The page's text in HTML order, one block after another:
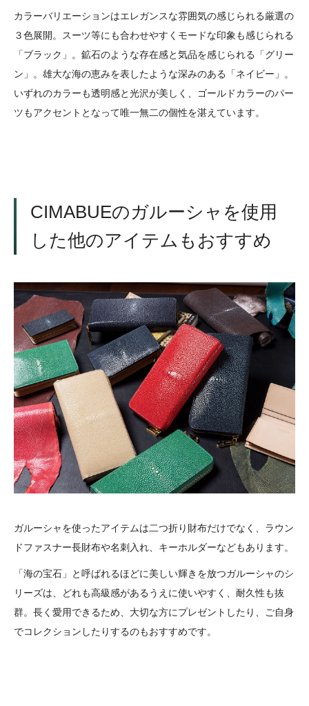
カラーバリエーションはエレガンスな雰囲気の感じられる厳選の
３色展開。スーツ等にも合わせやすくモードな印象も感じられる
「ブラック」。鉱石のような存在感と気品を感じられる「グリー
ン」。雄大な海の恵みを表したような深みのある「ネイビー」。
いずれのカラーも透明感と光沢が美しく、ゴールドカラーのパー
ツもアクセントとなって唯一無二の個性を湛えています。
CIMABUEのガルーシャを使用
した他のアイテムもおすすめ
ガルーシャを使ったアイテムは二つ折り財布だけでなく、ラウン
ドファスナー長財布や名刺入れ、キーホルダーなどもあります。
「海の宝石」と呼ばれるほどに美しい輝きを放つガルーシャのシ
リーズは、どれも高級感があるうえに使いやすく、耐久性も抜
群。長く愛用できるため、大切な方にプレゼントしたり、ご自身
でコレクションしたりするのもおすすめです。